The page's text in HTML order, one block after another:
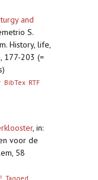
and
S.
History, life,
177-203 (=
BibTex RTF
, in:
voor de
58
Tagged